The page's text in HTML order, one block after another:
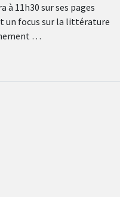
à 11h30 sur ses pages
un focus sur la littérature
…